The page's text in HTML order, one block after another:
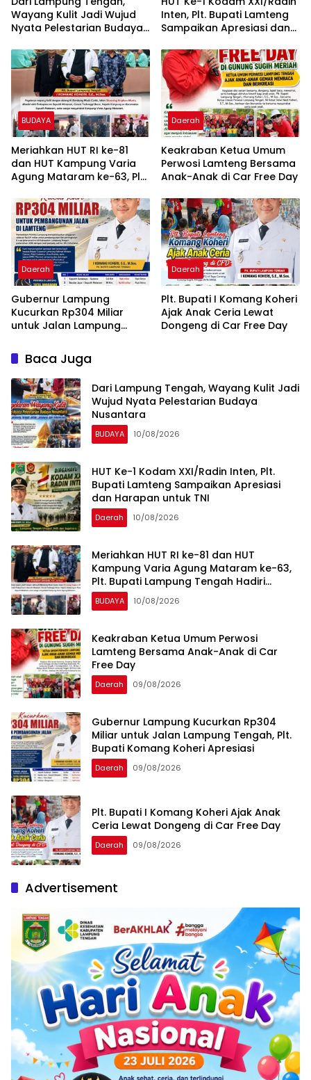
Wayang Kulit Jadi Wujud
Nyata Pelestarian Budaya
Inten, Plt. Bupati Lamteng
Sampaikan Apresiasi dan
BUDAYA
Meriahkan HUT RI ke-81
dan HUT Kampung Varia
Agung Mataram ke-63, Plt.
Hadiri Pagelaran Wayang
Kulit
Daerah
Keakraban Ketua Umum
Perwosi Lamteng Bersama
Anak-Anak di Car Free Day
Daerah
Gubernur Lampung
Kucurkan Rp304 Miliar
untuk Jalan Lampung
Komang Koheri Apresiasi
Daerah
Plt. Bupati I Komang Koheri
Ajak Anak Ceria Lewat
Dongeng di Car Free Day
Baca Juga
Dari Lampung Tengah, Wayang Kulit Jadi
Wujud Nyata Pelestarian Budaya
Nusantara
BUDAYA 10/08/2026
HUT Ke-1 Kodam XXI/Radin Inten, Plt.
Bupati Lamteng Sampaikan Apresiasi
dan Harapan untuk TNI
Daerah 10/08/2026
Meriahkan HUT RI ke-81 dan HUT
Kampung Varia Agung Mataram ke-63,
Plt. Bupati Lampung Tengah Hadiri
Pagelaran Wayang Kulit
BUDAYA 10/08/2026
Keakraban Ketua Umum Perwosi
Lamteng Bersama Anak-Anak di Car
Free Day
Daerah 09/08/2026
Gubernur Lampung Kucurkan Rp304
Miliar untuk Jalan Lampung Tengah, Plt.
Bupati Komang Koheri Apresiasi
Daerah 09/08/2026
Plt. Bupati I Komang Koheri Ajak Anak
Ceria Lewat Dongeng di Car Free Day
Daerah 09/08/2026
Advertisement